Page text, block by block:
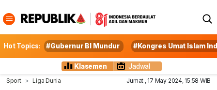
Hot Topics: #Gubernur BI Mundur #Kongres Umat Islam
Klasemen Jadwal
Sport Liga Dunia Jumat , 17 May 2024, 15:58 WIB